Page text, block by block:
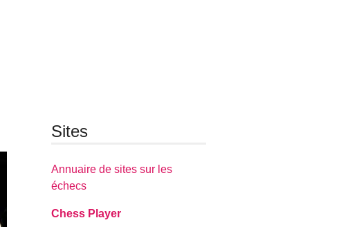
Sites
Annuaire de sites sur les
échecs
Chess Player